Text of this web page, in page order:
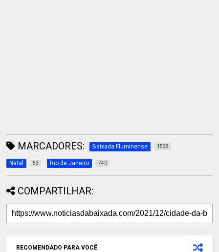
MARCADORES: Baixada Fluminense 1538
Natal 53 Rio de Janeiro 740
COMPARTILHAR:
RECOMENDADO PARA VOCÊ